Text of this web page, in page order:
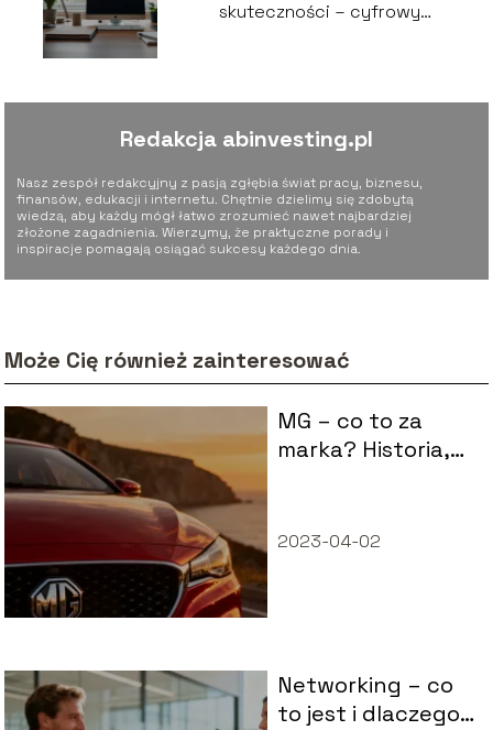
skuteczności – cyfrowy
Redakcja abinvesting.pl
Nasz zespół redakcyjny z pasją zgłębia świat pracy, biznesu,
finansów, edukacji i internetu. Chętnie dzielimy się zdobytą
wiedzą, aby każdy mógł łatwo zrozumieć nawet najbardziej
złożone zagadnienia. Wierzymy, że praktyczne porady i
inspiracje pomagają osiągać sukcesy każdego dnia.
Może Cię również zainteresować
MG – co to za
marka? Historia,
2023-04-02
Networking – co
to jest i dlaczego